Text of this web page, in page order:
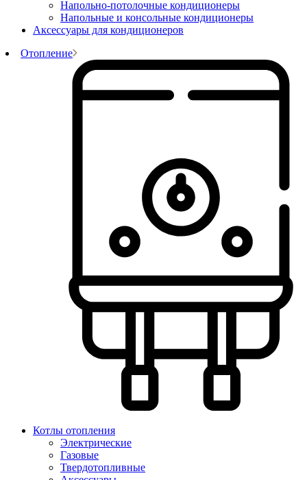
Напольно-потолочные кондиционеры
Напольные и консольные кондиционеры
Аксессуары для кондиционеров
Отопление
Котлы отопления
Электрические
Газовые
Твердотопливные